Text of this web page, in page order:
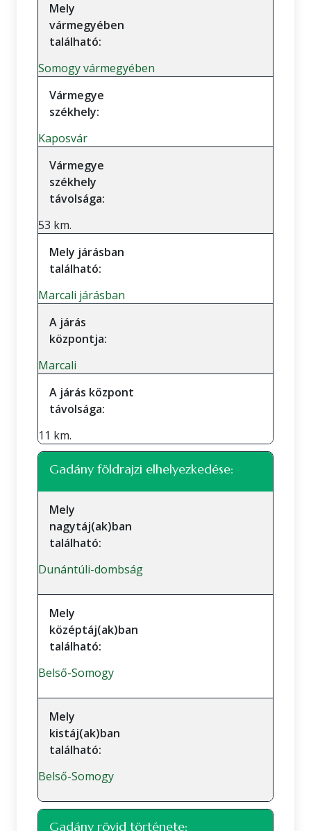
Mely
vármegyében
található:
Somogy vármegyében
Vármegye
székhely:
Kaposvár
Vármegye
székhely
távolsága:
53 km.
Mely járásban
található:
Marcali járásban
A járás
központja:
Marcali
A járás központ
távolsága:
11 km.
Gadány földrajzi elhelyezkedése:
Mely
nagytáj(ak)ban
található:
Dunántúli-dombság
Mely
középtáj(ak)ban
található:
Belső-Somogy
Mely
kistáj(ak)ban
található:
Belső-Somogy
Gadány rövid története: